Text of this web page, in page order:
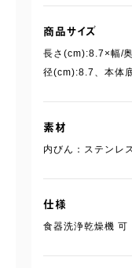
商品サイズ
長さ(cm):8.7×幅/
径(cm):8.7、本体
素材
内びん：ステンレ
仕様
食器洗浄乾燥機 可